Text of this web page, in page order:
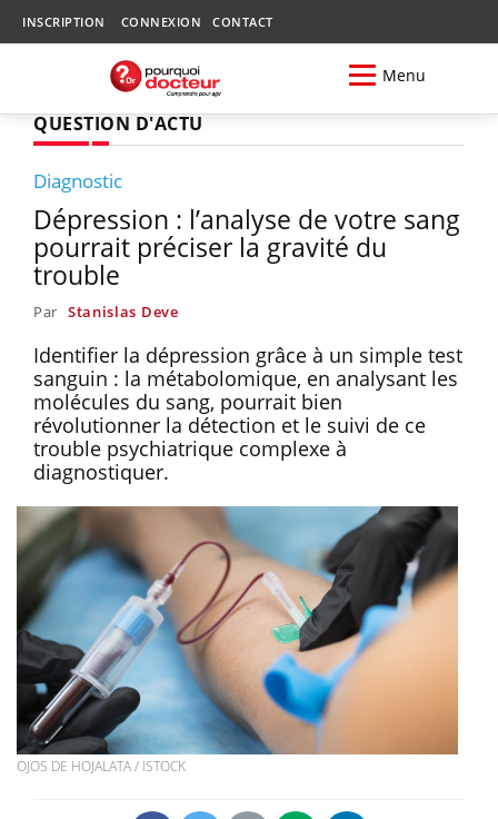
INSCRIPTION CONNEXION CONTACT
Menu
QUESTION D'ACTU
Diagnostic
Dépression : l’analyse de votre sang
pourrait préciser la gravité du
trouble
Par Stanislas Deve
Identifier la dépression grâce à un simple test
sanguin : la métabolomique, en analysant les
molécules du sang, pourrait bien
révolutionner la détection et le suivi de ce
trouble psychiatrique complexe à
diagnostiquer.
OJOS DE HOJALATA / ISTOCK